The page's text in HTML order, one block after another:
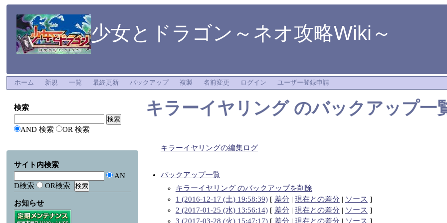
少女とドラゴン～ネオ攻略Wiki～
ホーム 新規 一覧 最終更新 バックアップ 複製 名前変更 ログイン ユーザー登録申請
キラーイヤリングのバックアップ一
キラーイヤリングの編集ログ
バックアップ一覧
キラーイヤリング のバックアップを削除
1 (2016-12-17 (土) 19:58:39)[ 差分 | 現在との差分 | ソース ]
2 (2017-01-25 (水) 13:56:14)[ 差分 | 現在との差分 | ソース ]
3 (2017-03-28 (火) 15:47:17)[ 差分 | 現在との差分 | ソース ]
検索
AND 検索 OR 検索
サイト内検索
AN
D検索
OR検索
お知らせ